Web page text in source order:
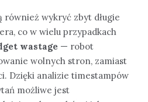
również wykryć zbyt długie
co w wielu przypadkach
wastage — robot
wolnych stron, zamiast
Dzięki analizie timestampów
możliwe jest